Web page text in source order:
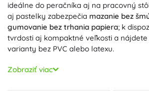
ideálne do peračníka aj na pracovný
aj pastelky zabezpečia mazanie bez
gumovanie bez trhania papiera; k
tvrdosti aj kompaktné veľkosti a
varianty bez PVC alebo latexu.
Na perfektne orezané ceruzky slúžia
nožmia plynulým strúhaním – od
Zobraziť viac